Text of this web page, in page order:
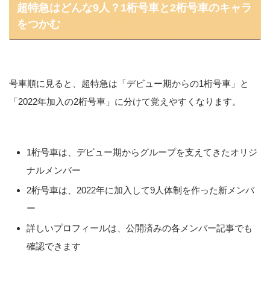
超特急はどんな9人？1桁号車と2桁号車のキャラ
をつかむ
号車順に見ると、超特急は「デビュー期からの1桁号車」と
「2022年加入の2桁号車」に分けて覚えやすくなります。
1桁号車は、デビュー期からグループを支えてきたオリジ
ナルメンバー
2桁号車は、2022年に加入して9人体制を作った新メンバ
ー
詳しいプロフィールは、公開済みの各メンバー記事でも
確認できます